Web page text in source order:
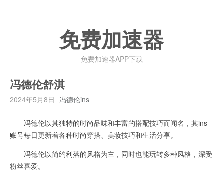
免费加速器
免费加速器APP下载
冯德伦舒淇
2024年5月8日 冯德伦ins
冯德伦以其独特的时尚品味和丰富的搭配技巧而闻名，其ins
账号每日更新着各种时尚穿搭、美妆技巧和生活分享。
冯德伦以简约利落的风格为主，同时也能玩转多种风格，深受
粉丝喜爱。